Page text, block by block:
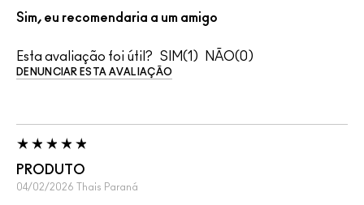
Sim, eu recomendaria a um amigo
Esta avaliação foi útil? 1 0
DENUNCIAR ESTA AVALIAÇÃO
PRODUTO
04/02/2026 Thais Paraná